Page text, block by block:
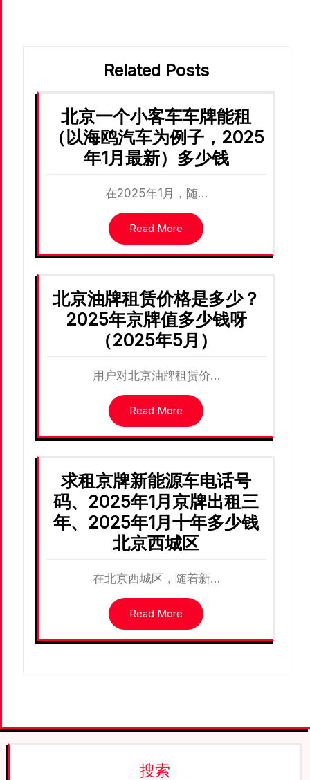
Related Posts
北京一个小客车车牌能租
（以海鸥汽车为例子，2025
年1月最新）多少钱
在2025年1月，随…
Read More
北京油牌租赁价格是多少？
2025年京牌值多少钱呀
（2025年5月）
用户对北京油牌租赁价…
Read More
求租京牌新能源车电话号
码、2025年1月京牌出租三
年、2025年1月十年多少钱
北京西城区
在北京西城区，随着新…
Read More
搜索